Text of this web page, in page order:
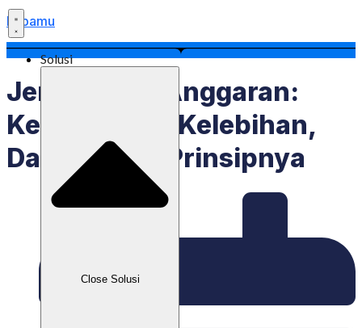
Labamu
Solusi
Close Solusi
Jenis-Jenis Anggaran:
Kekurangan, Kelebihan,
Dan Prinsip-Prinsipnya